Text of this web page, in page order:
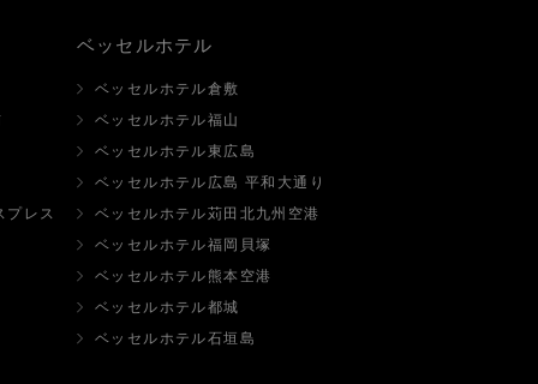
プレス
ベッセルホテル
ベッセルホテル倉敷
ベッセルホテル福山
ベッセルホテル東広島
ベッセルホテル広島 平和大通り
ベッセルホテル苅田北九州空港
ベッセルホテル福岡貝塚
ベッセルホテル熊本空港
ベッセルホテル都城
ベッセルホテル石垣島